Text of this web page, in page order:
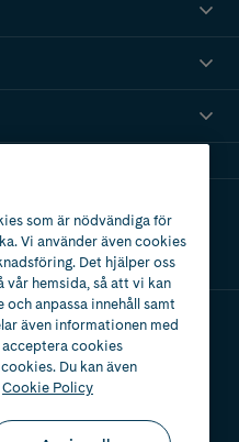
som är nödvändiga för
Vi använder även cookies
Det hjälper oss
vår hemsida, så att vi kan
och anpassa innehåll samt
även informationen med
cookies
Du kan även
Cookie Policy